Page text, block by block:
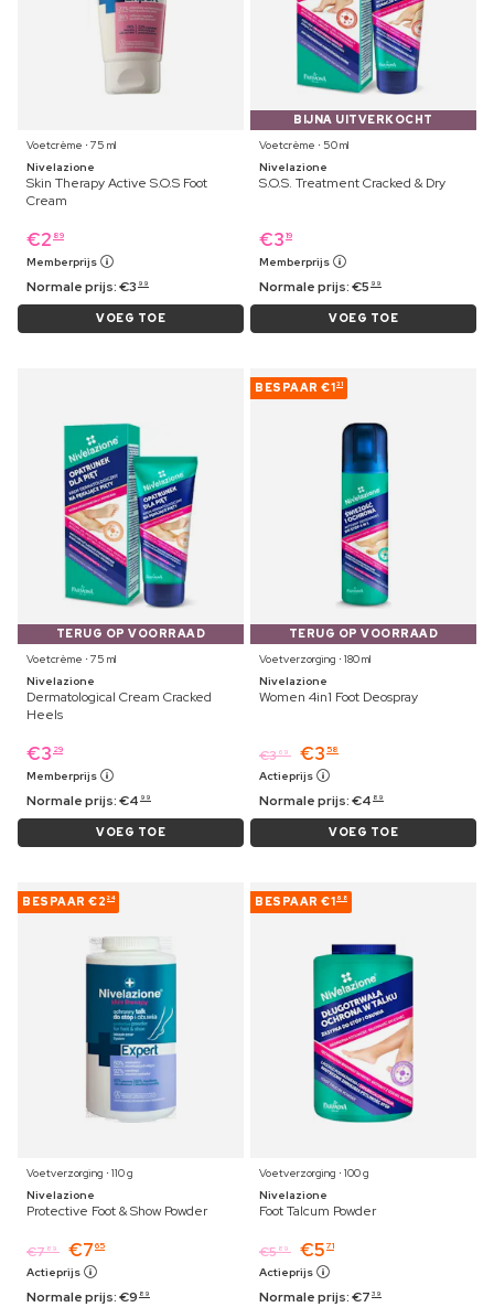
Voetcrème ⋅ 75 ml
Nivelazione
Skin Therapy Active S.O.S Foot
Cream
€2 89
Memberprijs
Normale prijs:€3 99
VOEG TOE
BIJNA UITVERKOCHT
Voetcrème ⋅ 50 ml
Nivelazione
S.O.S. Treatment Cracked & Dry
€3 19
Memberprijs
Normale prijs:€5 99
VOEG TOE
TERUG OP VOORRAAD
Voetcrème ⋅ 75 ml
Nivelazione
Dermatological Cream Cracked
Heels
€3 29
Memberprijs
Normale prijs:€4 99
VOEG TOE
BESPAAR €131
TERUG OP VOORRAAD
Voetverzorging ⋅ 180 ml
Nivelazione
Women 4in1 Foot Deospray
€3 69 €3 58
Actieprijs
Normale prijs:€4 89
VOEG TOE
BESPAAR €2 24
Voetverzorging ⋅ 110 g
Nivelazione
Protective Foot & Show Powder
€7 89 €7 65
Actieprijs
Normale prijs:€9 89
BESPAAR €1 68
Voetverzorging ⋅ 100 g
Nivelazione
Foot Talcum Powder
€5 89 €5 71
Actieprijs
Normale prijs:€7 39